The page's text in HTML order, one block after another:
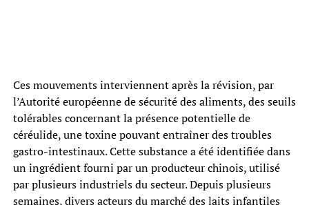
Ces mouvements interviennent après la révision, par
l’Autorité européenne de sécurité des aliments, des seuils
tolérables concernant la présence potentielle de
céréulide, une toxine pouvant entraîner des troubles
gastro-intestinaux. Cette substance a été identifiée dans
un ingrédient fourni par un producteur chinois, utilisé
par plusieurs industriels du secteur. Depuis plusieurs
semaines, divers acteurs du marché des laits infantiles